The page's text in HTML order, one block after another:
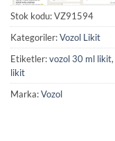
Stok kodu:VZ91594
Kategoriler:Vozol Likit
Etiketler:vozol 30 ml likit,
likit
Marka:Vozol